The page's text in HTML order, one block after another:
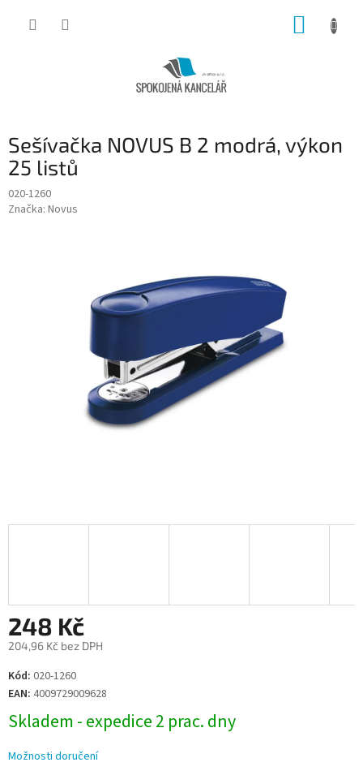
Sešívačka NOVUS B 2 modrá, výkon
25 listů
020-1260
Značka: Novus
248 Kč
204,96 Kč bez DPH
Měrná
cena:
Kód: 020-1260
EAN: 4009729009628
Skladem - expedice 2 prac. dny
Možnosti doručení